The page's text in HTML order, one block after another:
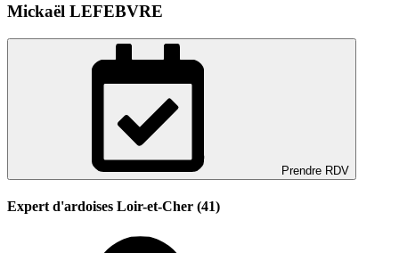
Mickaël LEFEBVRE
Prendre RDV
Expert d'ardoises Loir-et-Cher (41)